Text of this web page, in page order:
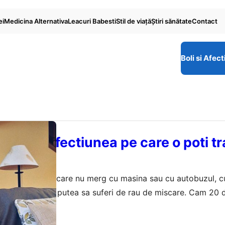
Medicina AlternativaLeacuri BabestiStil de viaţăŞtiri sănătateContact
Boli si
afectiunea pe care o poti
printre cei care nu merg cu masina sau cu autobuzul,
face rau, s-ar putea sa suferi de rau de miscare. Cam 20
confrunta cu aceasta problema. De la greata sau varsaturi
permanenta…